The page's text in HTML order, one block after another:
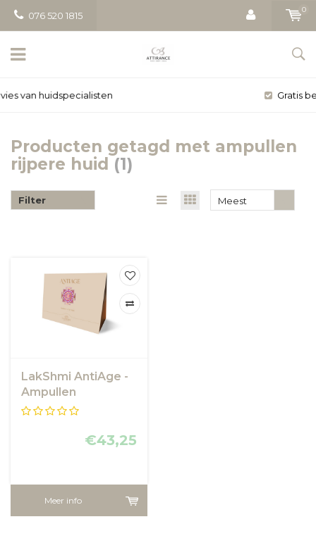
076 520 1815
0
Gratis bezorging vanaf € 50
Producten getagd met ampullen
rijpere huid (1)
Filter
Meest
LakShmi AntiAge -
Ampullen
MultiVitamines A E
€43,25
Meer info